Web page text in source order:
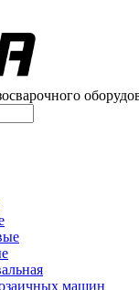
машин